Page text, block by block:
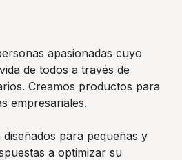
apasionadas cuyo
de todos a través de
Creamos productos para
empresariales.
para pequeñas y
a optimizar su